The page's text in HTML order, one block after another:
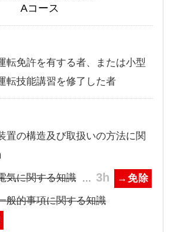
Aコース
転免許を有する者、または小型
転技能講習を修了した者
置の構造及び取扱いの方法に関
気に関する知識 3h
般的事項に関する知識